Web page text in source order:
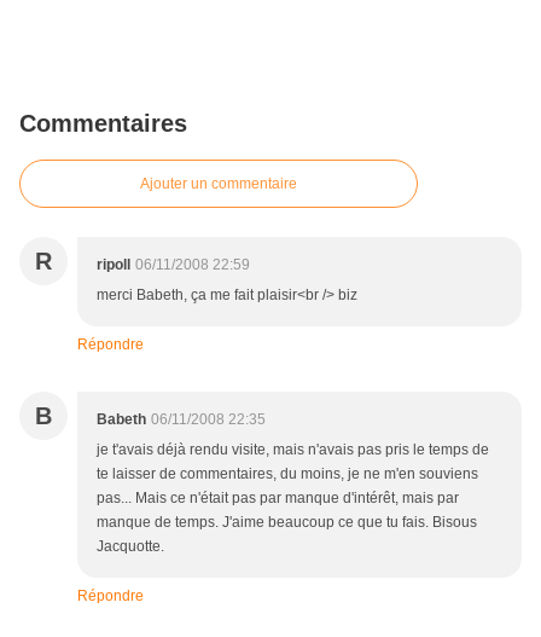
Commentaires
Ajouter un commentaire
R ripoll
06/11/2008 22:59
merci Babeth, ça me fait plaisir<br /> biz
Répondre
B Babeth 06/11/2008 22:35
je t'avais déjà rendu visite, mais n'avais pas pris le temps de
te laisser de commentaires, du moins, je ne m'en souviens
pas... Mais ce n'était pas par manque d'intérêt, mais par
manque de temps. J'aime beaucoup ce que tu fais. Bisous
Jacquotte.
Répondre